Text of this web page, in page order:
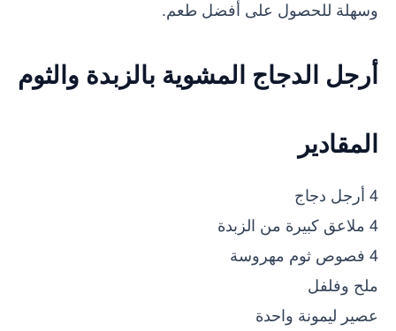
وسهلة للحصول على أفضل طعم.
أرجل الدجاج المشوية بالزبدة والثوم
المقادير
4 أرجل دجاج
4 ملاعق كبيرة من الزبدة
4 فصوص ثوم مهروسة
ملح وفلفل
عصير ليمونة واحدة